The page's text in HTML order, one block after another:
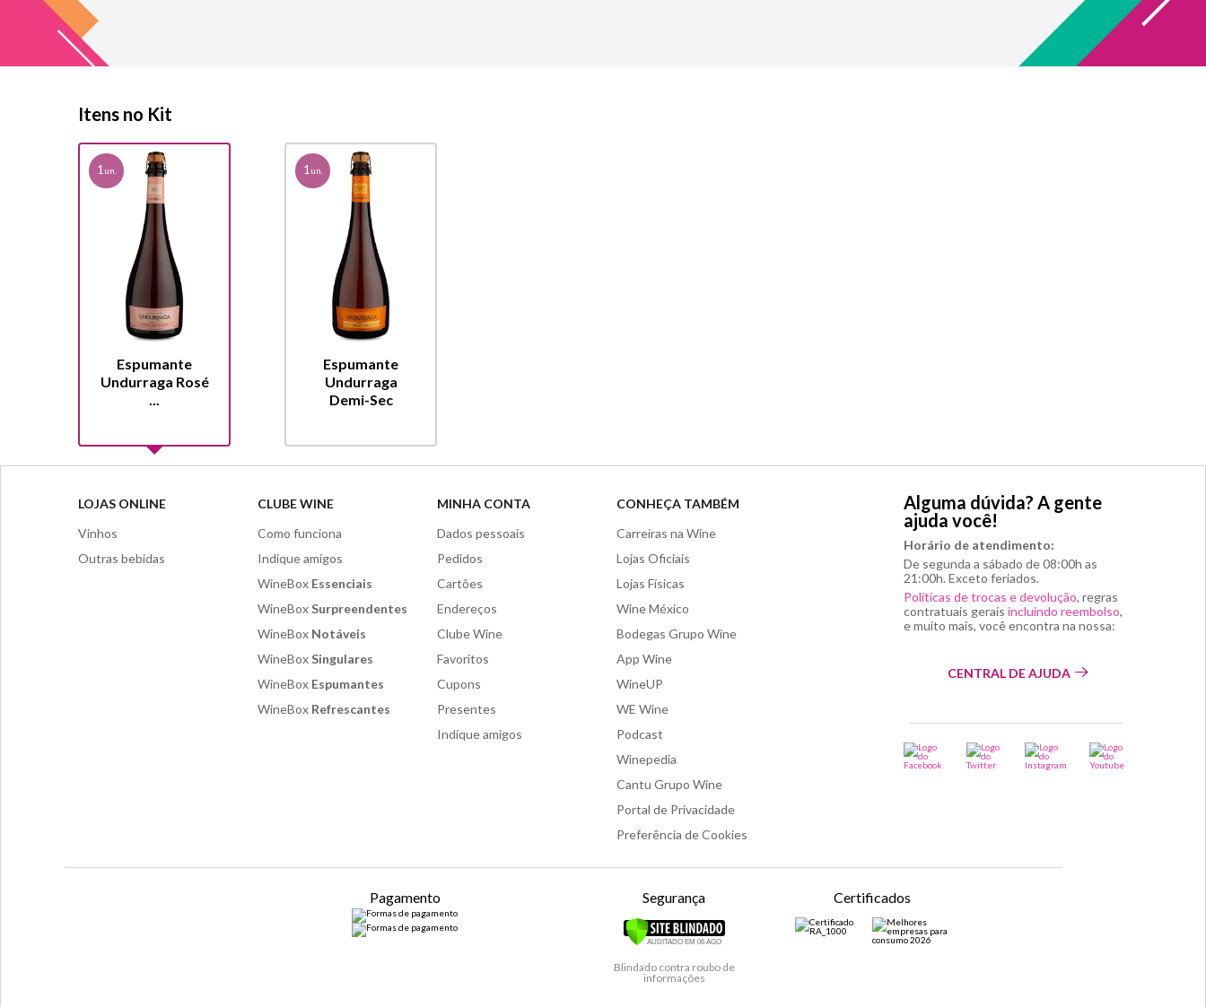
Itens no Kit
1un.
Espumante
Undurraga Rosé
...
1un.
Espumante
Undurraga
Demi-Sec
LOJAS ONLINE
Vinhos
Outras bebidas
CLUBE WINE
Como funciona
Indique amigos
WineBox Essenciais
WineBoxSurpreendentes
WineBox Notáveis
WineBoxSingulares
WineBox Espumantes
WineBox Refrescantes
MINHA CONTA
Dados pessoais
Pedidos
Cartões
Endereços
Clube Wine
Favoritos
Cupons
Presentes
Indique amigos
CONHEÇA TAMBÉM
Carreiras na Wine
Lojas Oficiais
Lojas Físicas
Wine México
Bodegas Grupo Wine
App Wine
WineUP
WE Wine
Podcast
Winepedia
Cantu Grupo Wine
Portal de Privacidade
Preferência de Cookies
Alguma dúvida? A gente
ajuda você!
Horário de atendimento:
De segunda a sábado de 08:00h as
21:00h. Exceto feriados.
Políticas de trocas e devolução, regras
contratuais gerais incluindo reembolso,
e muito mais, você encontra na nossa:
CENTRAL DE AJUDA
Pagamento Segurança
Blindado contra roubo de
informações
Certificados